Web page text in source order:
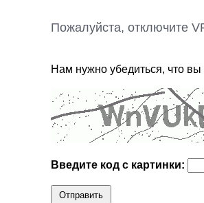
Пожалуйста, отключите
Нам нужно убедиться, что
Введите код с картинки:
Отправить